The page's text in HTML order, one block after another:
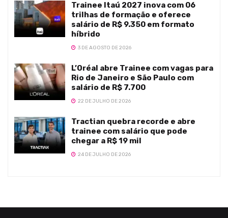
Trainee Itaú 2027 inova com 06
trilhas de formação e oferece
salário de R$ 9.350 em formato
híbrido
3 DE AGOSTO DE 2026
L’Oréal abre Trainee com vagas para
Rio de Janeiro e São Paulo com
salário de R$ 7.700
22 DE JULHO DE 2026
Tractian quebra recorde e abre
trainee com salário que pode
chegar a R$ 19 mil
24 DE JULHO DE 2026